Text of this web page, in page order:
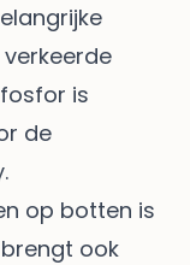
is
de
op botten is
ook